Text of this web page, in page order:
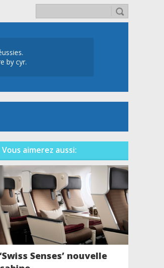
by cyr.
Vous aimerez aussi:
‘Swiss Senses’ nouvelle